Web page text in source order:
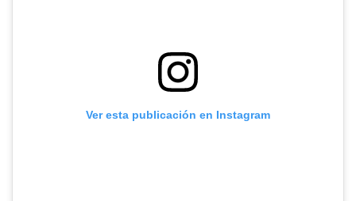
Ver esta publicación en Instagram